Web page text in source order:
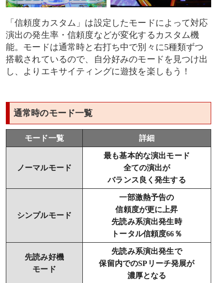
「信頼度カスタム」は設定したモードによって対応
演出の発生率・信頼度などが変化するカスタム機
能。モードは通常時と右打ち中で別々に5種類ずつ
搭載されているので、自分好みのモードを見つけ出
し、よりエキサイティングに遊技を楽しもう！
通常時のモード一覧
モード一覧 詳細
ノーマルモード
最も基本的な演出モード
全ての演出が
バランス良く発生する
シンプルモード
一部激熱予告の
信頼度が更に上昇
先読み系演出発生時
トータル信頼度66％
先読み好機
モード
先読み系演出発生で
保留内でのSPリーチ発展が
濃厚となる